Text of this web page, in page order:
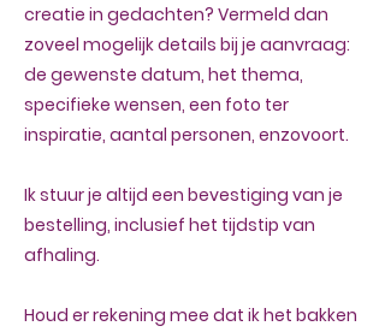
creatie in gedachten? Vermeld dan
zoveel mogelijk details bij je aanvraag:
de gewenste datum, het thema,
specifieke wensen, een foto ter
inspiratie, aantal personen, enzovoort.
Ik stuur je altijd een bevestiging van je
bestelling, inclusief het tijdstip van
afhaling.
Houd er rekening mee dat ik het bakken